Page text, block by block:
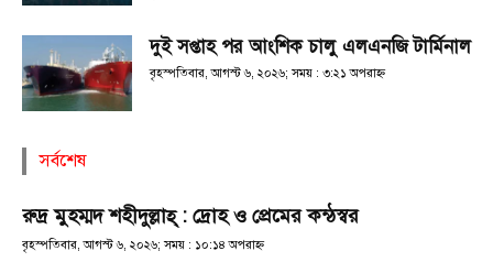
দুই সপ্তাহ পর আংশিক চালু এলএনজি টার্মিনাল
বৃহস্পতিবার, আগস্ট ৬, ২০২৬; সময় : ৩:২১ অপরাহ্ণ
সর্বশেষ
রুদ্র মুহম্মদ শহীদুল্লাহ্ : দ্রোহ ও প্রেমের কন্ঠস্বর
বৃহস্পতিবার, আগস্ট ৬, ২০২৬; সময় : ১০:১৪ অপরাহ্ণ